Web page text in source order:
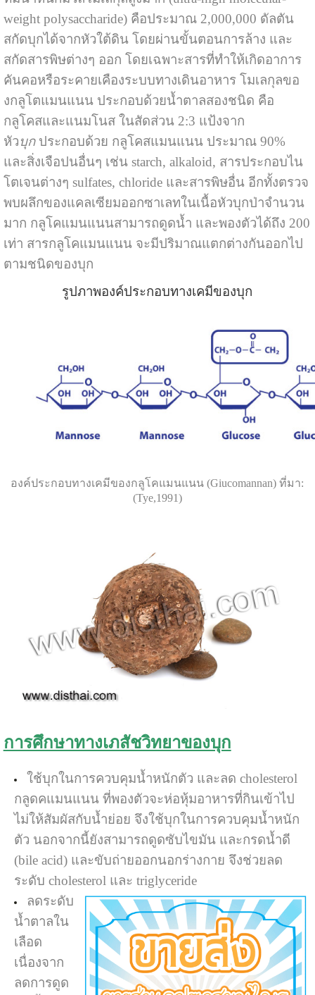
weight polysaccharide) คือประมาณ 2,000,000 ดัลตัน
สกัดบุกได้จากหัวใต้ดิน โดยผ่านขั้นตอนการล้าง และ
สกัดสารพิษต่างๆ ออก โดยเฉพาะสารที่ทำให้เกิดอาการ
คันคอหรือระคายเคืองระบบทางเดินอาหาร โมเลกุลขอ
งกลูโตแมนแนน ประกอบด้วยน้ำตาลสองชนิด คือ
กลูโคสและแนมโนส ในสัดส่วน 2:3 แป้งจาก
หัวบุกประกอบด้วย กลูโคสแมนแนน ประมาณ 90%
และสิ่งเจือปนอื่นๆ เช่น starch, alkaloid, สารประกอบไน
โตเจนต่างๆ sulfates, chloride และสารพิษอื่น อีกทั้งตรวจ
พบผลึกของแคลเซียมออกซาเลทในเนื้อหัวบุกป่าจำนวน
มาก กลูโคแมนแนนสามารถดูดน้ำ และพองตัวได้ถึง 200
เท่า สารกลูโคแมนแนน จะมีปริมาณแตกต่างกันออกไป
ตามชนิดของบุก
รูปภาพองค์ประกอบทางเคมีของบุก
องค์ประกอบทางเคมีของกลูโคแมนแนน (Giucomannan) ที่มา:
(Tye,1991)
การศึกษาทางเภสัชวิทยาของบุก
ใช้บุกในการควบคุมน้ำหนักตัว และลด cholesterol
กลูดคแมนแนน ที่พองตัวจะห่อหุ้มอาหารที่กินเข้าไป
ไม่ให้สัมผัสกับน้ำย่อย จึงใช้บุกในการควบคุมน้ำหนัก
ตัว นอกจากนี้ยังสามารถดูดซับไขมัน และกรดน้ำดี
(bile acid) และขับถ่ายออกนอกร่างกาย จึงช่วยลด
ระดับ cholesterol และ triglyceride
ลดระดับ
น้ำตาลใน
เลือด
เนื่องจาก
ลดการดูด